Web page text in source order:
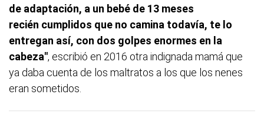
de adaptación, a un bebé de 13 meses
recién cumplidos que no camina todavía, te lo
entregan así, con dos golpes enormes en la
cabeza", escribió en 2016 otra indignada mamá que
ya daba cuenta de los maltratos a los que los nenes
eran sometidos.